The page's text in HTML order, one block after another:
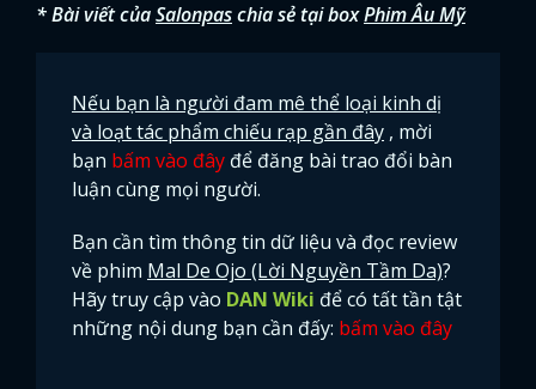
* Bài viết củaSalonpaschia sẻ tại boxPhim Âu Mỹ
Nếu bạn là người đam mê thể loại kinh dị
và loạt tác phẩm chiếu rạp gần đây , mời
bạn bấm vào đây để đăng bài trao đổi bàn
luận cùng mọi người.
Bạn cần tìm thông tin dữ liệu và đọc review
về phim Mal De Ojo (Lời Nguyền Tầm Da)?
Hãy truy cập vào DAN Wiki để có tất tần tật
những nội dung bạn cần đấy: bấm vào đây